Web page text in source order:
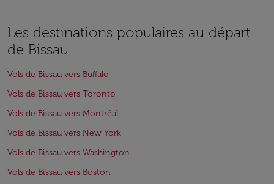
Les destinations populaires au départ
de Bissau
Vols de Bissau vers Buffalo
Vols de Bissau vers Toronto
Vols de Bissau vers Montréal
Vols de Bissau vers New York
Vols de Bissau vers Washington
Vols de Bissau vers Boston